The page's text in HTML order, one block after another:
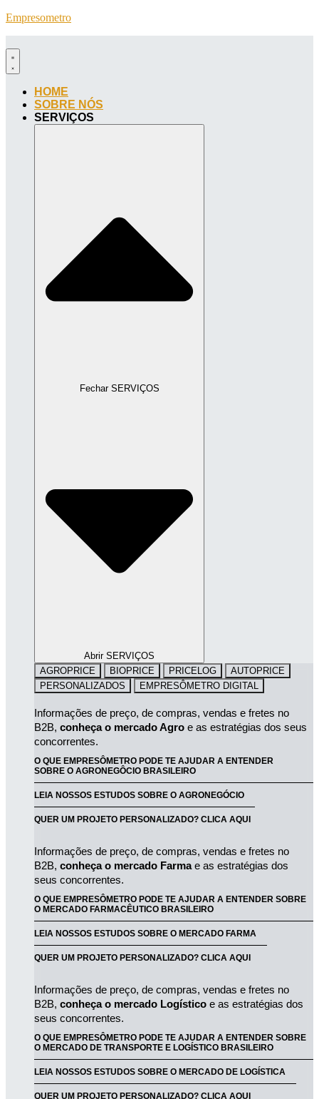
Empresometro
HOME
SOBRE NÓS
SERVIÇOS
Fechar SERVIÇOS
Abrir SERVIÇOS
AGROPRICE
BIOPRICE PRICELOG
AUTOPRICE
PERSONALIZADOS
EMPRESÔMETRO DIGITAL
Informações de preço, de compras, vendas e fretes no
B2B, conheça o mercado Agro e as estratégias dos seus
concorrentes.
O QUE EMPRESÔMETRO PODE TE AJUDAR A ENTENDER
SOBRE O AGRONEGÔCIO BRASILEIRO
LEIA NOSSOS ESTUDOS SOBRE O AGRONEGÓCIO
QUER UM PROJETO PERSONALIZADO? CLICA AQUI
Informações de preço, de compras, vendas e fretes no
B2B, conheça o mercado Farma e as estratégias dos
seus concorrentes.
O QUE EMPRESÔMETRO PODE TE AJUDAR A ENTENDER SOBRE
O MERCADO FARMACÊUTICO BRASILEIRO
LEIA NOSSOS ESTUDOS SOBRE O MERCADO FARMA
QUER UM PROJETO PERSONALIZADO? CLICA AQUI
Informações de preço, de compras, vendas e fretes no
B2B, conheça o mercado Logístico e as estratégias dos
seus concorrentes.
O QUE EMPRESÔMETRO PODE TE AJUDAR A ENTENDER SOBRE
O MERCADO DE TRANSPORTE E LOGÍSTICO BRASILEIRO
LEIA NOSSOS ESTUDOS SOBRE O MERCADO DE LOGÍSTICA
QUER UM PROJETO PERSONALIZADO? CLICA AQUI